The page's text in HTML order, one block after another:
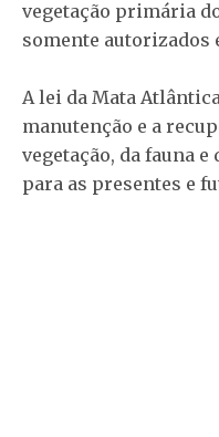
vegetação primária
somente autorizados
A lei da Mata
manutenção e a
vegetação, da fauna
para as presentes e